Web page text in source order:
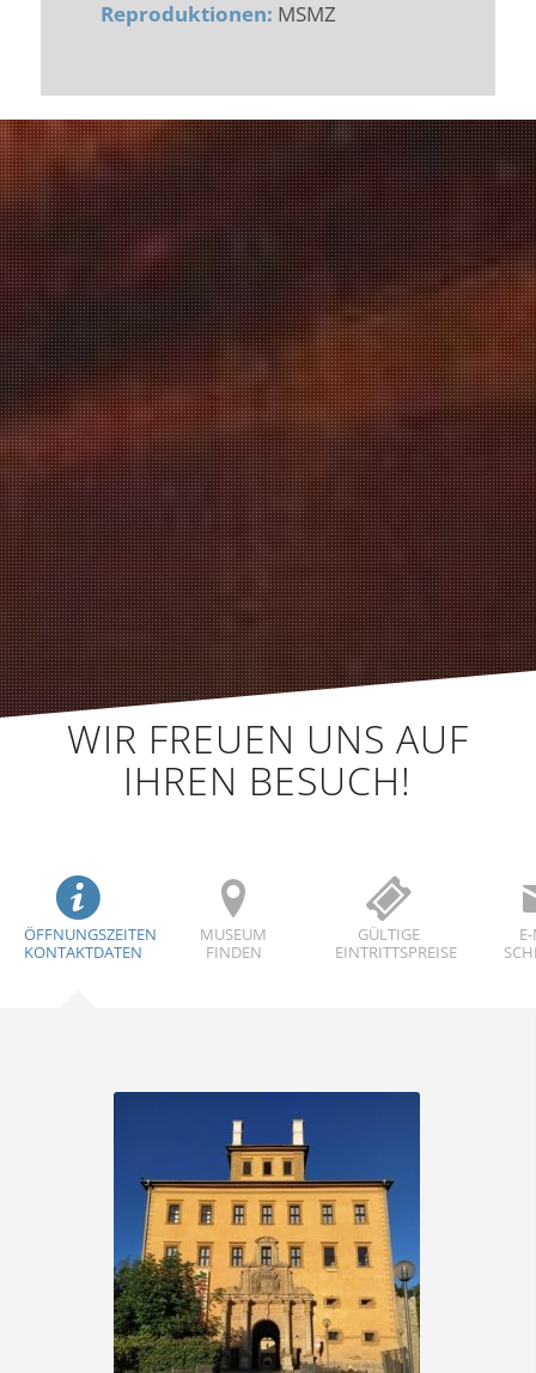
Reproduktionen: MSMZ
WIR FREUEN UNS AUF
IHREN BESUCH!
ÖFFNUNGSZEITEN
KONTAKTDATEN
MUSEUM
FINDEN
GÜLTIGE
EINTRITTSPREISE